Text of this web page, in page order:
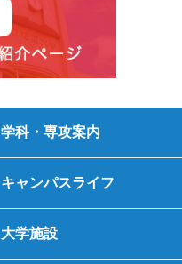
学科・専攻案内
キャンパスライフ
大学施設